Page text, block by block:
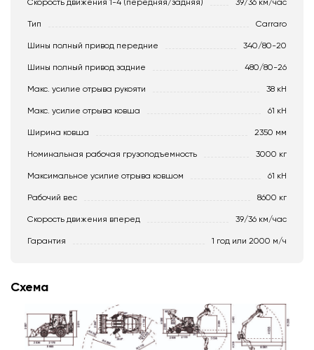
Скорость движения 1-4 (передняя/задняя) 39/36 км/час
Тип Carraro
Шины полный привод передние 340/80-20
Шины полный привод задние 480/80-26
Макс. усилие отрыва рукояти 38 кН
Макс. усилие отрыва ковша 61 кН
Ширина ковша 2350 мм
Номинальная рабочая грузоподъемность 3000 кг
Максимальное усилие отрыва ковшом 61 кН
Рабочий вес 8600 кг
Скорость движения вперед 39/36 км/час
Гарантия 1 год или 2000 м/ч
Схема